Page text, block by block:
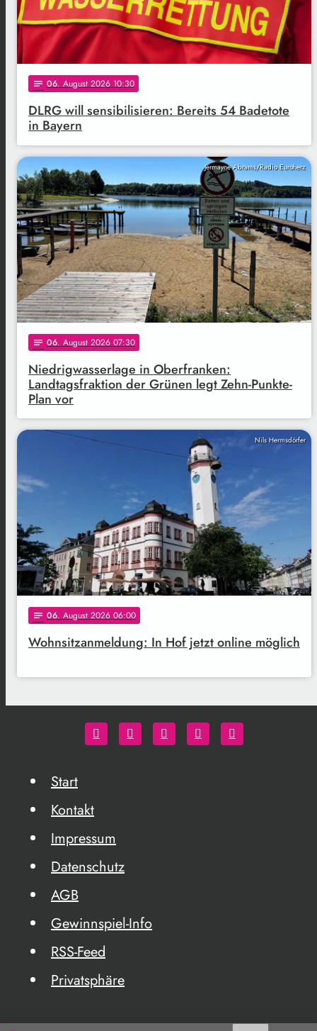
notes 06. August 2026 10:30
DLRG will sensibilisieren: Bereits 54 Badetote
in Bayern
Jermayne Abrams/Radio Euroherz
notes 06. August 2026 07:30
Niedrigwasserlage in Oberfranken:
Landtagsfraktion der Grünen legt Zehn-Punkte-
Plan vor
Nils Hermsdörfer
notes 06. August 2026 06:00
Wohnsitzanmeldung: In Hof jetzt online möglich
Start
Kontakt
Impressum
Datenschutz
AGB
Gewinnspiel-Info
RSS-Feed
Privatsphäre